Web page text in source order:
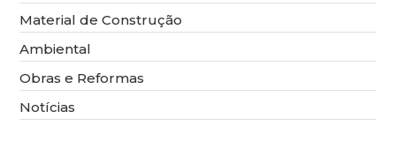
Material de Construção
Ambiental
Obras e Reformas
Notícias